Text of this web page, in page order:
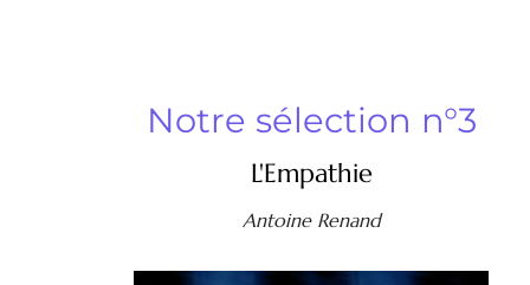
Notre sélection n°3
L'Empathie
Antoine Renand